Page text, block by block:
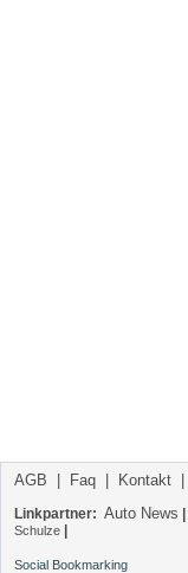
AGB Faq Kontakt
Linkpartner: Auto News
Schulze
Social Bookmarking